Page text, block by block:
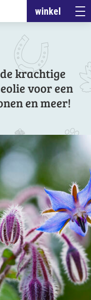
winkel
krachtige
voor een
en meer!